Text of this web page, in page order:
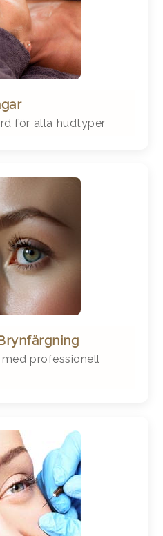
för alla hudtyper
professionell